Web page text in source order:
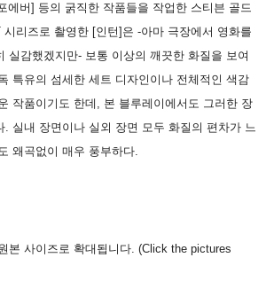
에버] 등의 굵직한 작품들을 작업한 스티븐 골드
시리즈로 촬영한 [인턴]은 -아마 극장에서 영화를
실감했겠지만- 보통 이상의 깨끗한 화질을 보여
특유의 섬세한 세트 디자인이나 전체적인 색감
작품이기도 한데, 본 블루레이에서도 그러한 장
. 실내 장면이나 실외 장면 모두 화질의 편차가 느
왜곡없이 매우 풍부하다.
본 사이즈로 확대됩니다. (Click the pictures